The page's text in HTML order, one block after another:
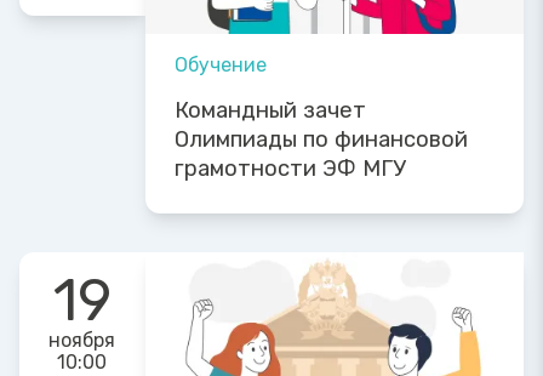
Обучение
Командный зачет
Олимпиады по финансовой
грамотности ЭФ МГУ
19
ноября
10:00